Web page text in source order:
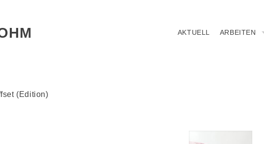
AKTUELL ARBEITEN
(Edition)